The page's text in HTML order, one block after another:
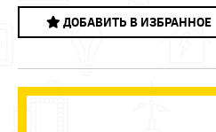
ДОБАВИТЬ В ИЗБРАННОЕ